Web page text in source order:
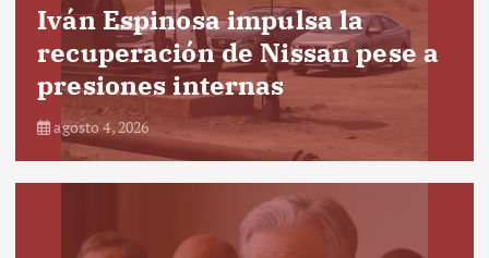
Iván Espinosa impulsa la
recuperación de Nissan pese a
presiones internas
agosto 4, 2026